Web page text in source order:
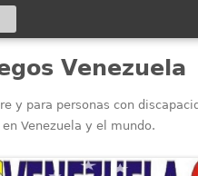
Venezuela
y para personas con
en Venezuela y el mundo.
Buscar: